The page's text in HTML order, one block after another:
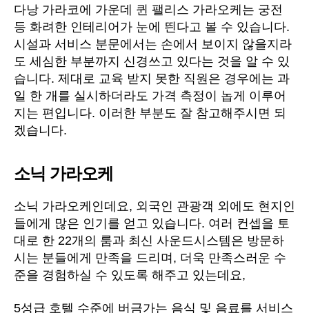
다낭 가라코에 가운데 퀸 팰리스 가라오케는 궁전
등 화려한 인테리어가 눈에 띈다고 볼 수 있습니다.
시설과 서비스 분문에서는 손에서 보이지 않을지라
도 세심한 부분까지 신경쓰고 있다는 것을 알 수 있
습니다. 제대로 교육 받지 못한 직원은 경우에는 과
일 한 개를 실시하더라도 가격 측정이 놉게 이루어
지는 편입니다. 이러한 부분도 잘 참고해주시면 되
겠습니다.
소닉 가라오케
소닉 가라오케인데요, 외국인 관광객 외에도 현지인
들에게 많은 인기를 얻고 있습니다. 여러 컨셉을 토
대로 한 22개의 룸과 최신 사운드시스템은 방문하
시는 분들에게 만족을 드리며, 더욱 만족스러운 수
준을 경험하실 수 있도록 해주고 있는데요,
5성급 호텔 수준에 버금가는 음식 및 음료를 서비스